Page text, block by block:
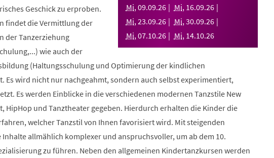
Mi,09.09.26 Mi, 16.09.26
Mi,23.09.26 Mi,30.09.26
Mi,07.10.26 Mi, 14.10.26
Geschick zu erproben.
findet die Vermittlung der
der Tanzerziehung
wie auch der
(Haltungsschulung und Optimierung der kindlichen
Es wird nicht nur nachgeahmt, sondern auch selbst experimentiert,
Es werden Einblicke in die verschiedenen modernen Tanzstile New
HipHop und Tanztheater gegeben. Hierdurch erhalten die Kinder die
welcher Tanzstil von Ihnen favorisiert wird. Mit steigenden
allmählich komplexer und anspruchsvoller, um ab dem 10.
zu führen. Neben den allgemeinen Kindertanzkursen werden